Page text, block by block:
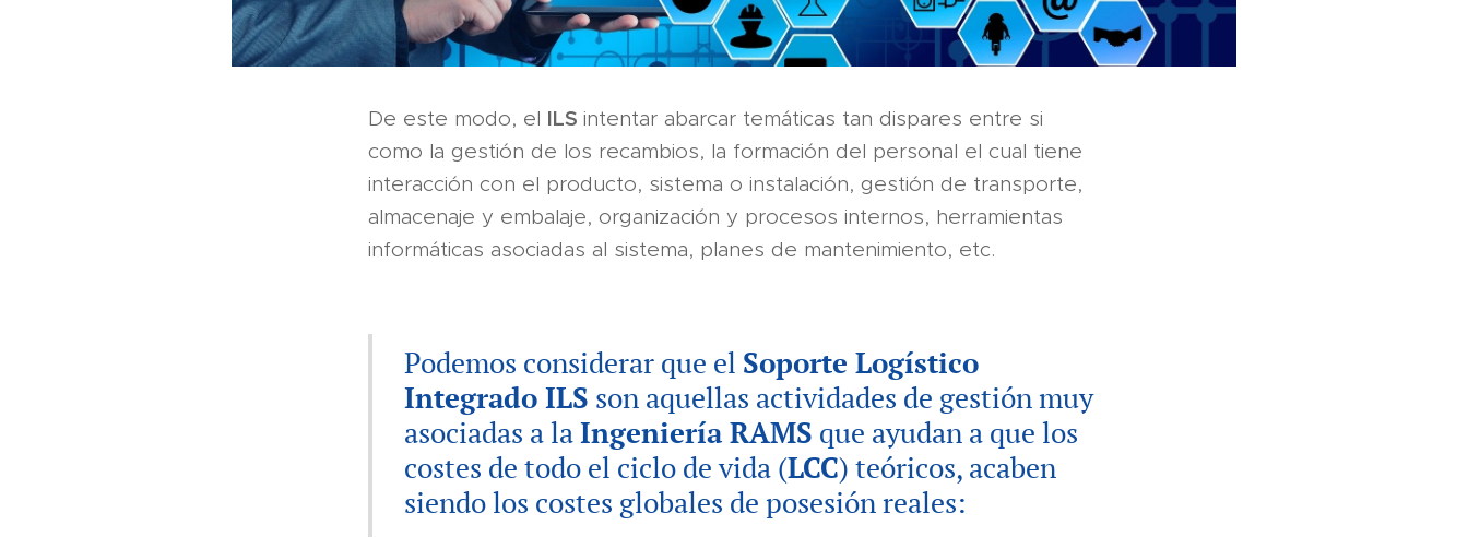
De este modo, el ILS intentar abarcar temáticas tan dispares entre si
como la gestión de los recambios, la formación del personal el cual tiene
interacción con el producto, sistema o instalación, gestión de transporte,
almacenaje y embalaje, organización y procesos internos, herramientas
informáticas asociadas al sistema, planes de mantenimiento, etc.
Podemos considerar que el Soporte Logístico
Integrado ILS son aquellas actividades de gestión muy
asociadas a laIngeniería RAMS que ayudan a que los
costes de todo el ciclo de vida (LCC) teóricos, acaben
siendo los costes globales de posesión reales: